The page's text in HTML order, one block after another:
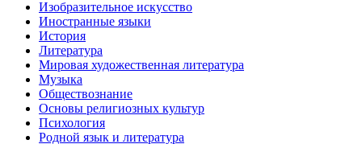
Изобразительное искусство
Иностранные языки
История
Литература
Мировая художественная литература
Музыка
Обществознание
Основы религиозных культур
Психология
Родной язык и литература